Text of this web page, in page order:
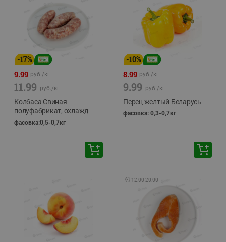
-17%
9.99 руб./кг
11.99 руб./кг
Колбаса Свиная
полуфабрикат, охлажд
фасовка:0,5-0,7кг
-10%
8.99 руб./кг
9.99 руб./кг
Перец желтый Беларусь
фасовка: 0,3-0,7кг
🕘 12:00-20:00